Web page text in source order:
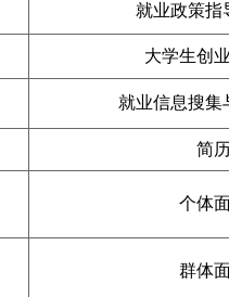
就业政策指
大学生创
就业信息搜集
简
个体
群体